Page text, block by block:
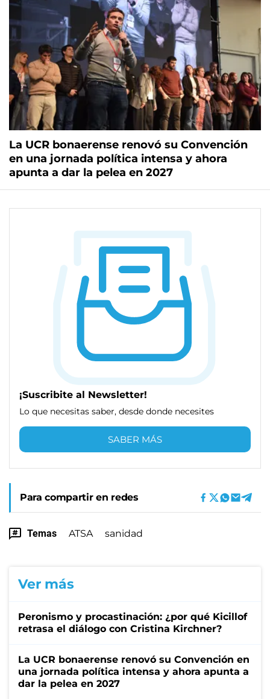
La UCR bonaerense renovó su Convención
en una jornada política intensa y ahora
apunta a dar la pelea en 2027
¡Suscribite al Newsletter!
Lo que necesitas saber, desde donde necesites
SABER MÁS
Para compartir en redes
Temas ATSA sanidad
Ver más
Peronismo y procastinación: ¿por qué Kicillof
retrasa el diálogo con Cristina Kirchner?
La UCR bonaerense renovó su Convención en
una jornada política intensa y ahora apunta a
dar la pelea en 2027